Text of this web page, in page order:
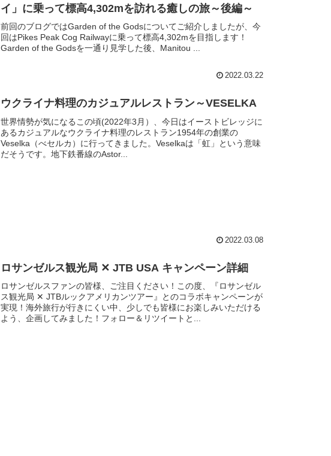
イ」に乗って標高4,302mを訪れる癒しの旅～後編～
前回のブログではGarden of the Godsについてご紹介しましたが、今
回はPikes Peak Cog Railwayに乗って標高4,302mを目指します！
Garden of the Godsを一通り見学した後、Manitou ...
2022.03.22
ウクライナ料理のカジュアルレストラン～VESELKA
世界情勢が気になるこの頃(2022年3月）、今日はイーストビレッジに
あるカジュアルなウクライナ料理のレストラン1954年の創業の
Veselka（べセルカ）に行ってきました。Veselkaは「虹」という意味
だそうです。地下鉄番線のAstor...
2022.03.08
ロサンゼルス観光局 ✕ JTB USA キャンペーン詳細
ロサンゼルスファンの皆様、ご注目ください！この度、『ロサンゼル
ス観光局 ✕ JTBルックアメリカンツアー』とのコラボキャンペーンが
実現！海外旅行が行きにくい中、少しでも皆様にお楽しみいただける
よう、企画してみました！フォロー＆リツイートと...